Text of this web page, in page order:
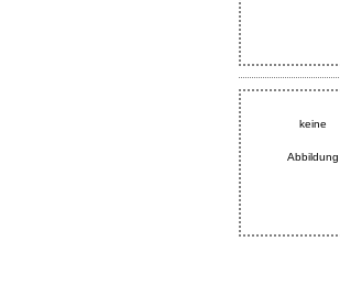
keine
Abbildung